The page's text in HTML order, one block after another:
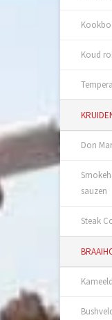
Koud
Don
sauzen
Steak